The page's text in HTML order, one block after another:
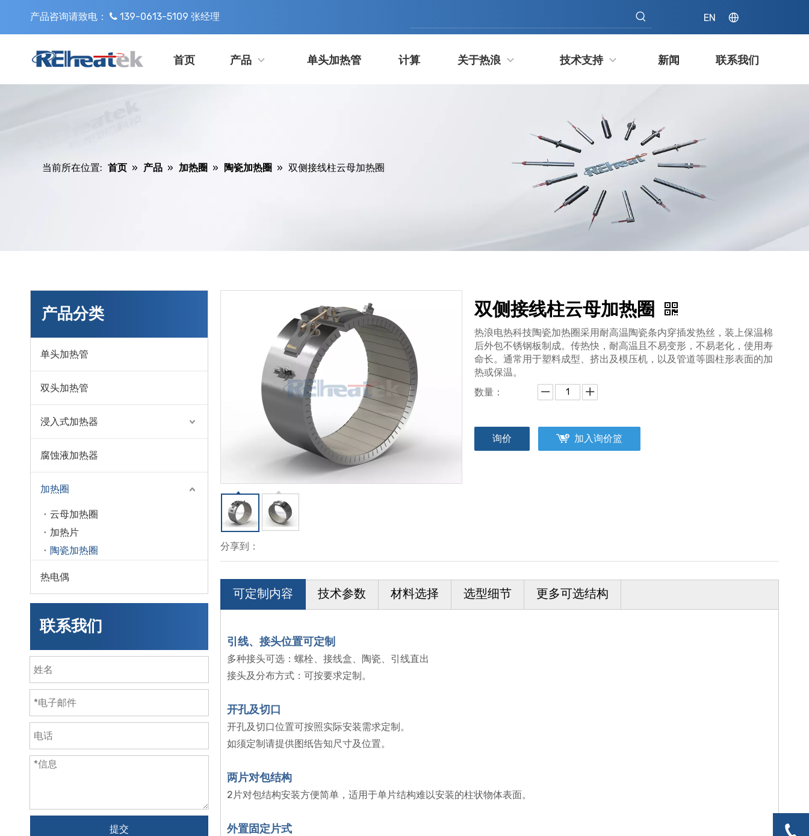
产品咨询请致电：  139-0613-5109 张经理 EN
首页 产品 单头加热管 计算 关于热浪 技术支持 新闻 联系我们
当前所在位置: 首页 » 产品 » 加热圈 » 陶瓷加热圈 » 双侧接线柱云母加热圈
产品分类
单头加热管
双头加热管
浸入式加热器
腐蚀液加热器
加热圈
云母加热圈
加热片
陶瓷加热圈
热电偶
联系我们
提交
分享到：
双侧接线柱云母加热圈
热浪电热科技陶瓷加热圈采用耐高温陶瓷条内穿插发热丝，装上保温棉
后外包不锈钢板制成。传热快，耐高温且不易变形，不易老化，使用寿
命长。通常用于塑料成型、挤出及模压机，以及管道等圆柱形表面的加
热或保温。
数量：
询价 加入询价篮
可定制内容 技术参数 材料选择 选型细节 更多可选结构
引线、接头位置可定制
多种接头可选：螺栓、接线盒、陶瓷、引线直出
接头及分布方式：可按要求定制。
开孔及切口
开孔及切口位置可按照实际安装需求定制。
如须定制请提供图纸告知尺寸及位置。
两片对包结构
2片对包结构安装方便简单，适用于单片结构难以安装的柱状物体表面。
外置固定片式